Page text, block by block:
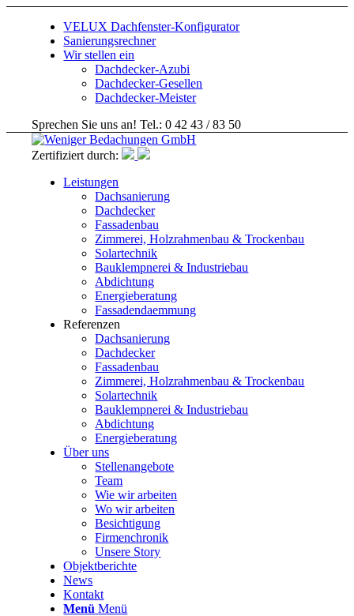
VELUX Dachfenster-Konfigurator
Sanierungsrechner
Wir stellen ein
Dachdecker-Azubi
Dachdecker-Gesellen
Dachdecker-Meister
Sprechen Sie uns an! Tel.: 0 42 43 / 83 50
Zertifiziert durch:
Leistungen
Dachsanierung
Dachdecker
Fassadenbau
Zimmerei, Holzrahmenbau & Trockenbau
Solartechnik
Bauklempnerei & Industriebau
Abdichtung
Energieberatung
Fassadendaemmung
Referenzen
Dachsanierung
Dachdecker
Fassadenbau
Zimmerei, Holzrahmenbau & Trockenbau
Solartechnik
Bauklempnerei & Industriebau
Abdichtung
Energieberatung
Über uns
Stellenangebote
Team
Wie wir arbeiten
Wo wir arbeiten
Besichtigung
Firmenchronik
Unsere Story
Objektberichte
News
Kontakt
Menü Menü